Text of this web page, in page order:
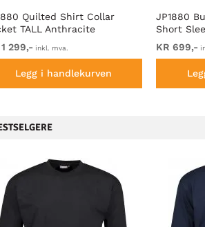
Quilted Shirt Collar
TALL Anthracite
299,- inkl. mva.
Legg i handlekurven
JP1880
Short
White
KR 699,-